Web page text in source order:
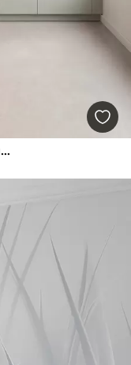
Papiers peints Paysage montagneux aux reliefs variés